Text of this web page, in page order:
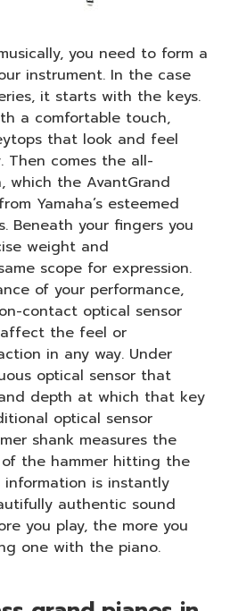
you need to form a
instrument. In the case
it starts with the keys.
a comfortable touch,
that look and feel
Then comes the all-
which the AvantGrand
Yamaha’s esteemed
Beneath your fingers you
weight and
scope for expression.
of your performance,
contact optical sensor
affect the feel or
in any way. Under
optical sensor that
depth at which that key
optical sensor
shank measures the
the hammer hitting the
information is instantly
authentic sound
you play, the more you
one with the piano.